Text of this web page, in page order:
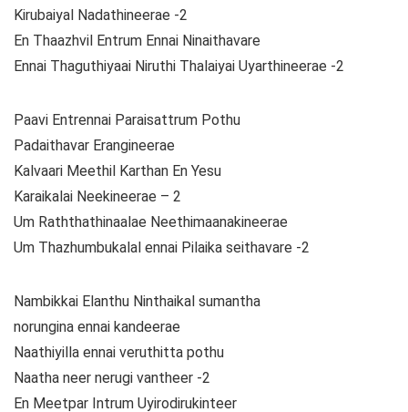
Kirubaiyal Nadathineerae -2
En Thaazhvil Entrum Ennai Ninaithavare
Ennai Thaguthiyaai Niruthi Thalaiyai Uyarthineerae -2
Paavi Entrennai Paraisattrum Pothu
Padaithavar Erangineerae
Kalvaari Meethil Karthan En Yesu
Karaikalai Neekineerae – 2
Um Raththathinaalae Neethimaanakineerae
Um Thazhumbukalal ennai Pilaika seithavare -2
Nambikkai Elanthu Ninthaikal sumantha
norungina ennai kandeerae
Naathiyilla ennai veruthitta pothu
Naatha neer nerugi vantheer -2
En Meetpar Intrum Uyirodirukinteer